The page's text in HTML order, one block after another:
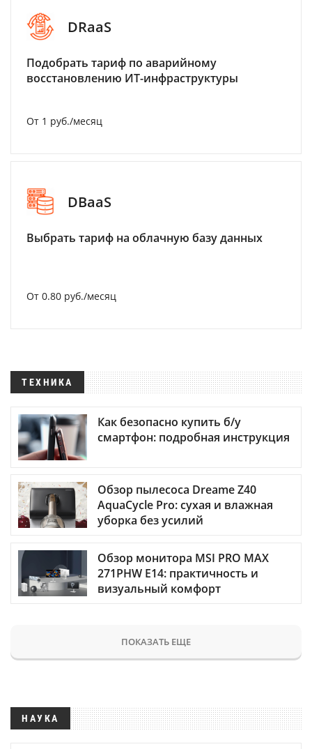
DRaaS
Подобрать тариф по аварийному
восстановлению ИТ-инфраструктуры
От 1 руб./месяц
DBaaS
Выбрать тариф на облачную базу данных
От 0.80 руб./месяц
ТЕХНИКА
Как безопасно купить б/у
смартфон: подробная инструкция
Обзор пылесоса Dreame Z40
AquaCycle Pro: сухая и влажная
уборка без усилий
Обзор монитора MSI PRO MAX
271PHW E14: практичность и
визуальный комфорт
ПОКАЗАТЬ ЕЩЕ
НАУКА